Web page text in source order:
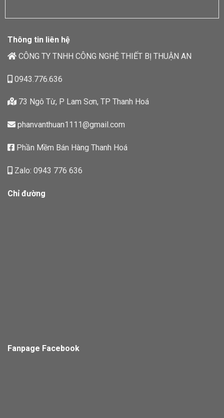
Thông tin liên hệ
CÔNG TY TNHH CÔNG NGHỆ THIẾT BỊ THUẬN AN
0943.776.636
73 Ngô Từ, P Lam Sơn, TP Thanh Hoá
phanvanthuan1111@gmail.com
Phần Mềm Bán Hàng Thanh Hoá
Zalo: 0943 776 636
Chỉ đường
Fanpage Facebook